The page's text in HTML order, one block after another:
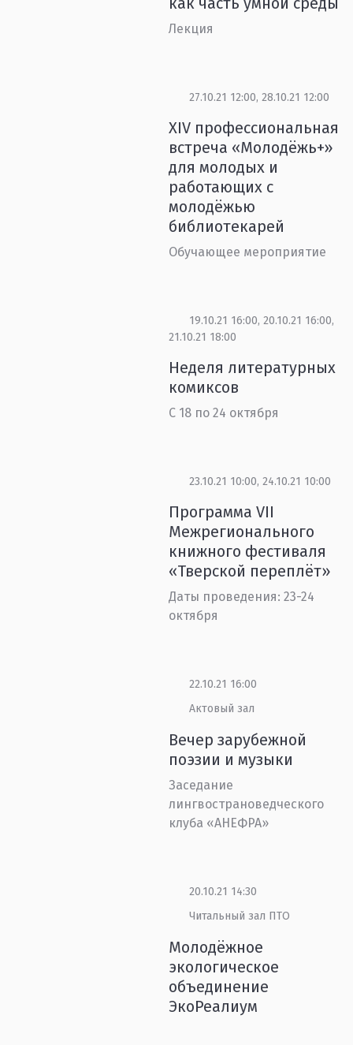
Лекция
27.10.21 12:00, 28.10.21 12:00
XIV профессиональная
встреча «Молодёжь+»
для молодых и
работающих с
молодёжью
библиотекарей
Обучающее мероприятие
19.10.21 16:00, 20.10.21 16:00,
21.10.21 18:00
Неделя литературных
комиксов
С 18 по 24 октября
23.10.21 10:00, 24.10.21 10:00
Программа VII
Межрегионального
книжного фестиваля
«Тверской переплёт»
Даты проведения: 23-24
октября
22.10.21 16:00
Актовый зал
Вечер зарубежной
поэзии и музыки
Заседание
лингвострановедческого
клуба «АНЕФРА»
20.10.21 14:30
Читальный зал ПТО
Молодёжное
экологическое
объединение
ЭкоРеалиум